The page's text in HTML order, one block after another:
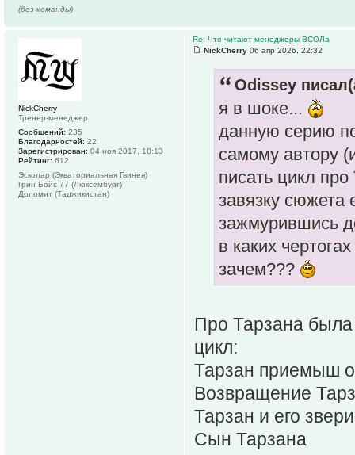
(без команды)
Re: Что читают менеджеры ВСОЛа
NickCherry 06 апр 2026, 22:32
Odissey
я в шоке...
данную серию
самому автору
писать цикл про
завязку сюжета
зажмурившись
в каких
зачем???
Про Тарзана
цикл:
Тарзан приемыш
Возвращение
Тарзан и его звери
Сын Тарзана
NickCherry
Тренер-менеджер
Сообщений: 235
Благодарностей: 22
Зарегистрирован: 04 ноя 2017, 18:13
Рейтинг: 612
Эсколар (Экваториальная Гвинея)
Грин Бойс 77 (Люксембург)
Доломит (Таджикистан)